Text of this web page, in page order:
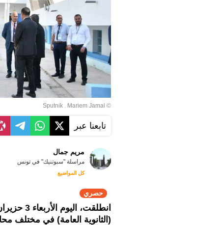
© Sputnik . Mariem Jamal
تابعنا عبر
مريم جمال
مراسلة "سبوتنيك" في تونس
كل المواضيع
حصري
(الثانوية العامة) في مختلف